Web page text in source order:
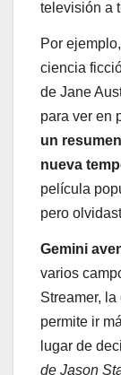
televisión a
Por
ciencia
de Jane
para ver en
un
nueva
película
pero
Gemini
varios
Streamer,
permite ir
lugar de
de Jason